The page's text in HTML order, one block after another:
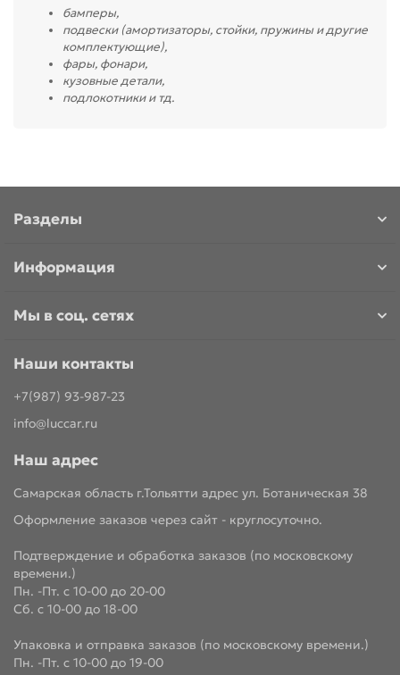
бамперы,
подвески (амортизаторы, стойки, пружины и другие
комплектующие),
фары, фонари,
кузовные детали,
подлокотники и тд.
Разделы
Информация
Мы в соц. сетях
Наши контакты
+7(987) 93-987-23
info@luccar.ru
Наш адрес
Самарская область г.Тольятти адрес ул. Ботаническая 38
Оформление заказов через сайт - круглосуточно.
Подтверждение и обработка заказов (по московскому
времени.)
Пн. -Пт. с 10-00 до 20-00
Сб. с 10-00 до 18-00
Упаковка и отправка заказов (по московскому времени.)
Пн. -Пт. с 10-00 до 19-00